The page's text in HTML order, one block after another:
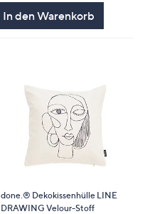
In den Warenkorb
done.® Dekokissenhülle LINE
DRAWING Velour-Stoff